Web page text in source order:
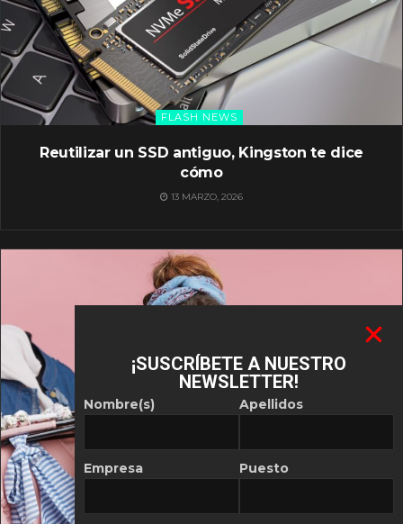
FLASH NEWS
Reutilizar un SSD antiguo, Kingston te dice
cómo
13 MARZO, 2026
¡SUSCRÍBETE A NUESTRO
NEWSLETTER!
Nombre(s)
Empresa
Apellidos
Puesto